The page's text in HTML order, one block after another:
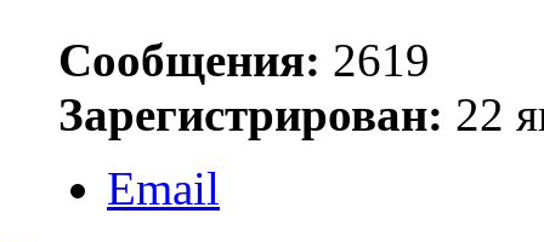
Сообщения: 2619
Зарегистрирован: 22
Email